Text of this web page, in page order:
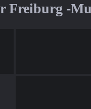
Freiburg -